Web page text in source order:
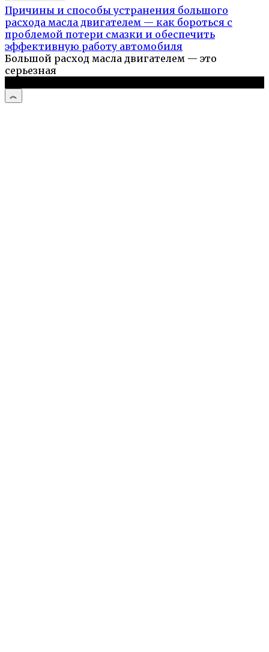
Причины и способы устранения большого
расхода масла двигателем — как бороться с
проблемой потери смазки и обеспечить
эффективную работу автомобиля
Большой расход масла двигателем — это
серьезная